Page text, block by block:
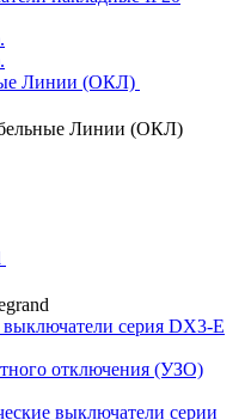
Линии (ОКЛ)
Линии (ОКЛ)
серия DX3-E
отключения (УЗО)
выключатели серии